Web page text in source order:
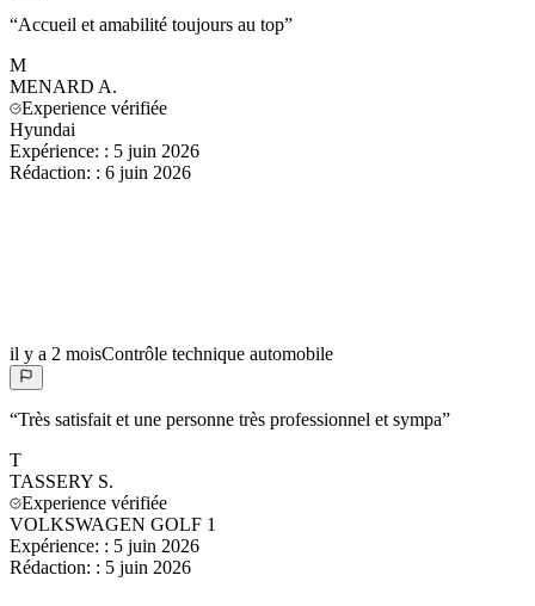
“Accueil et amabilité toujours au top”
M
MENARD A.
Experience vérifiée
Hyundai
Expérience: : 5 juin 2026
Rédaction: : 6 juin 2026
il y a 2 moisContrôle technique automobile
“Très satisfait et une personne très professionnel et sympa”
T
TASSERY S.
Experience vérifiée
VOLKSWAGEN GOLF 1
Expérience: : 5 juin 2026
Rédaction: : 5 juin 2026